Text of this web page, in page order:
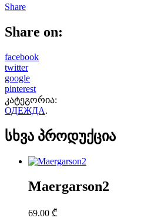
Share
Share on:
facebook
twitter
google
pinterest
კატეგორია:
ОДЕЖДА.
სხვა პროდუქცია
Maergarson2
69.00 ₾